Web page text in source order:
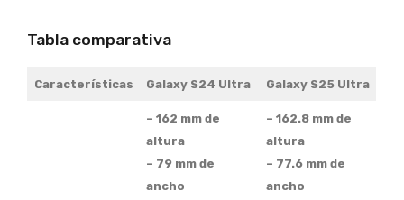
Tabla comparativa
Características Galaxy S24 Ultra Galaxy S25 Ultra
– 162 mm de
altura
– 79 mm de
ancho
– 162.8 mm de
altura
– 77.6 mm de
ancho